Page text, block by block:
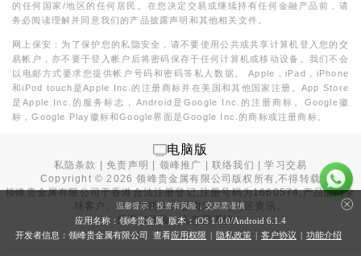
的任何国家/地区的任何居民。在您决定交易或继续持有任何金融产品前，请
务必阅读理解并同意我们的产品披露声明和其他相关文件。
网上保安：为了保护您的私隐安全，请不要使用公共或共享计算机登入您的交
易帐户，亦不要于登入帐户后将密码保存于任何计算机或移动设备。我们不会
以电邮方式要求您提供帐户号码和密码等私人数据。 Apple，iPad，iPhone
和iPod touch是Apple Inc.的注册商标并在美国和其他国家注册。App Store
是Apple Inc.的服务标志，Android是Google Inc.的注册商标。Google徽
标，Google Play徽标和Google界面是Google Inc.的商标或注册商标。
电脑版
私隐条款 |免责声明 领峰推广 |联络我们 |学习交易
Copyright ©2026 领峰贵金属有限公司版权所有,不得转载
领峰贵金属有限公司于香港合法注册登记,注册号码为1660574,产品面向全
球客户。本站内所有内容均为香港地区资讯。
投资有风险，入市需谨慎。
温馨提示：投资有风险，交易需谨慎
应用名称：领峰贵金属 版本：iOS 1.0.0/Android 6.1.4
开发者信息：领峰贵金属有限公司 查看应用权限 | 隐私政策 | 客户协议 | 功能介绍